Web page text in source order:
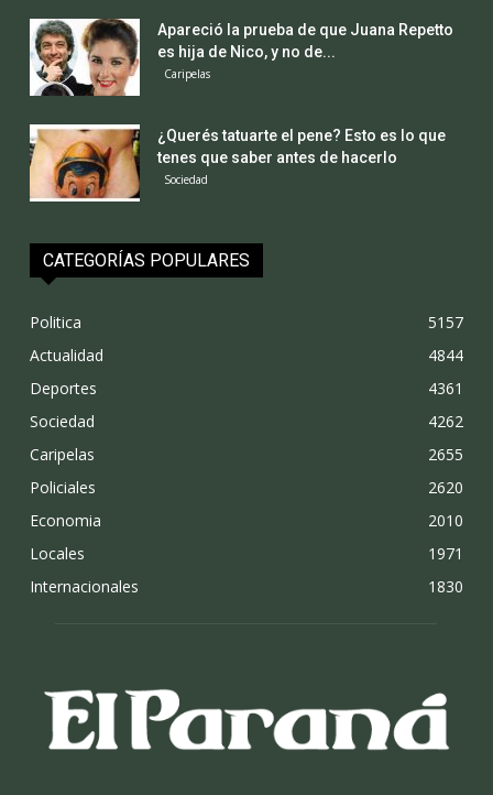
Apareció la prueba de que Juana Repetto
es hija de Nico, y no de...
Caripelas
¿Querés tatuarte el pene? Esto es lo que
tenes que saber antes de hacerlo
Sociedad
CATEGORÍAS POPULARES
Politica
5157
Actualidad
4844
Deportes
4361
Sociedad
4262
Caripelas
2655
Policiales
2620
Economia
2010
Locales
1971
Internacionales
1830